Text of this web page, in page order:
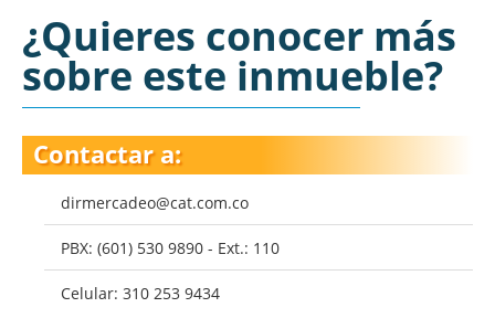
¿Quieres conocer más
sobre este inmueble?
Contactar a:
dirmercadeo@cat.com.co
PBX: (601) 530 9890 - Ext.: 110
Celular: 310 253 9434